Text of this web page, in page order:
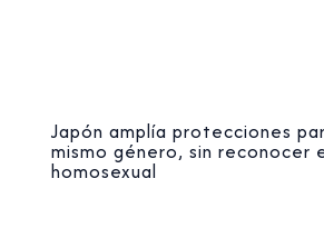
Japón amplía protecciones
mismo género, sin reconocer
homosexual